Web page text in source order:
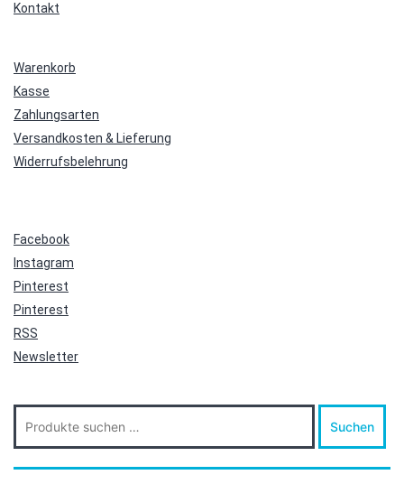
Kontakt
Warenkorb
Kasse
Zahlungsarten
Versandkosten & Lieferung
Widerrufsbelehrung
Facebook
Instagram
Pinterest
Pinterest
RSS
Newsletter
Suche
nach:
Suchen